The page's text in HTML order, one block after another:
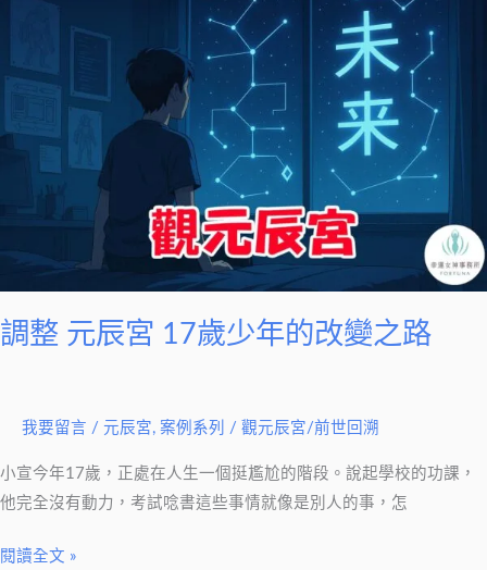
調整 元辰宮 17歲少年的改變之路
我要留言 / 元辰宮, 案例系列 / 觀元辰宮/前世回溯
小宣今年17歲，正處在人生一個挺尷尬的階段。說起學校的功課，
他完全沒有動力，考試唸書這些事情就像是別人的事，怎
辰
之
閱讀全文 »